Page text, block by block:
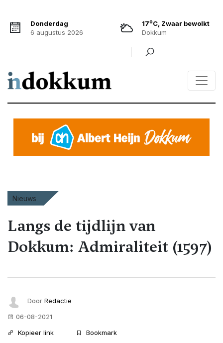
Donderdag
6 augustus 2026
17oC, Zwaar bewolkt
Dokkum
Nieuws
Langs de tijdlijn van
Dokkum: Admiraliteit (1597)
Door Redactie
06-08-2021
Kopieer link
Bookmark